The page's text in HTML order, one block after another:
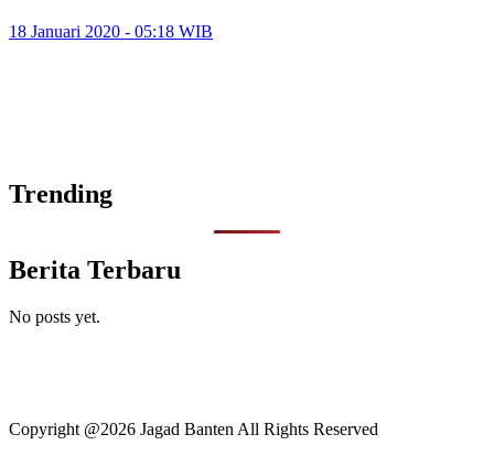
18 Januari 2020 - 05:18 WIB
Trending
Berita Terbaru
No posts yet.
Copyright @2026 Jagad Banten All Rights Reserved